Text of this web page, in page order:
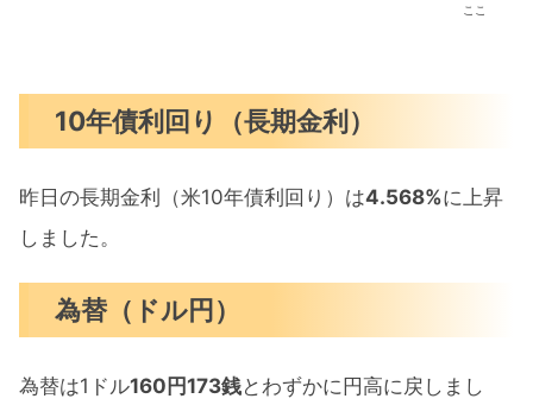
ここ
10年債利回り（長期金利）
昨日の長期金利（米10年債利回り）は4.568%に上昇
しました。
為替（ドル円）
為替は1ドル160円173銭とわずかに円高に戻しまし